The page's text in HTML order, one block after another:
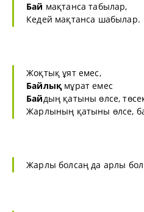
Бай мақтанса табылар,
Кедей мақтанса шабылар.
Жоқтық ұят емес,
Байлықмұрат емес
Байдың қатыны өлсе,
Жарлының қатыны өлсе,
Жарлы болсаң да арлы